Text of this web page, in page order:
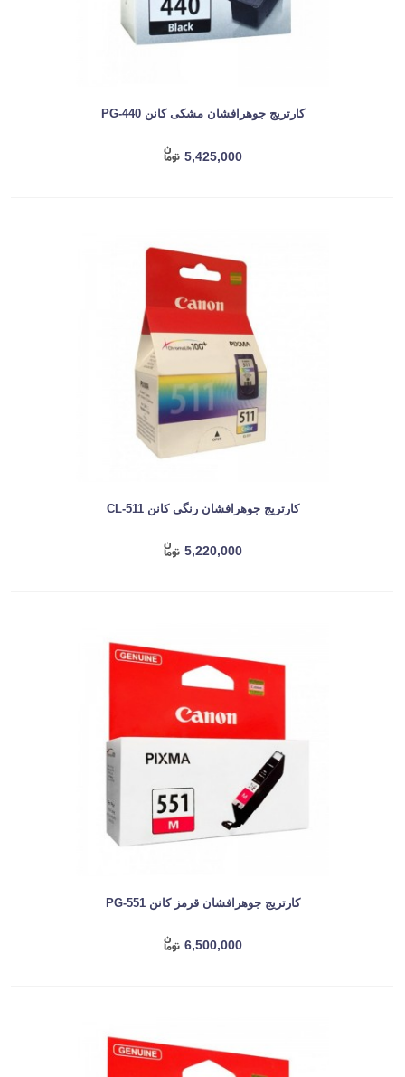
کارتریج جوهرافشان مشکی کانن PG-440
5,425,000
کارتریج جوهرافشان رنگی کانن CL-511
5,220,000
کارتریج جوهرافشان قرمز کانن PG-551
6,500,000